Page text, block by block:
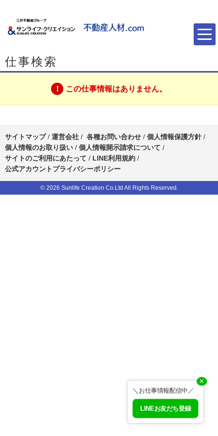
仕事検索
この仕事情報はありません。
サイトマップ/ 運営会社 / 各種お問い合わせ / 個人情報保護方針 /
個人情報のお取り扱い / 個人情報開示請求について /
サイトのご利用にあたって / LINE利用規約 /
公式アカウントプライバシーポリシー
✕
＼お仕事情報配信中／
LINEお友だち登録
© 2026 Sunlife Creation Co.Ltd All Rights Reserved.